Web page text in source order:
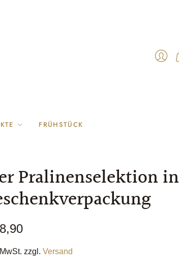
FRÜHSTÜCK
Pralinenselektion in
zzgl.Versand